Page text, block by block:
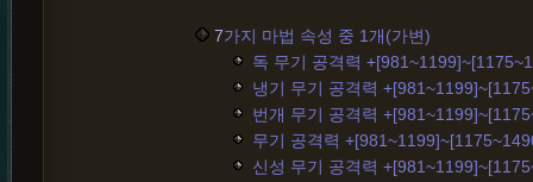
7가지 마법 속성 중 1개(가변)
독 무기 공격력
냉기 무기 공격력
번개 무기 공격력
무기 공격력
신성 무기 공격력